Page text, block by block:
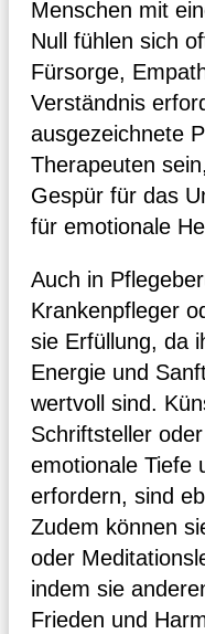
Menschen mit
Null fühlen sich
Fürsorge,
Verständnis
ausgezeichnete
Therapeuten
Gespür für das
für emotionale
Auch in
Krankenpfleger
sie Erfüllung, da
Energie und
wertvoll sind.
Schriftsteller
emotionale Tiefe
erfordern, sind
Zudem können
oder
indem sie
Frieden und